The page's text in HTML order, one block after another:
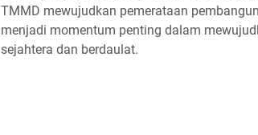
TMMD mewujudkan pemerataan
menjadi momentum penting dalam
sejahtera dan berdaulat.